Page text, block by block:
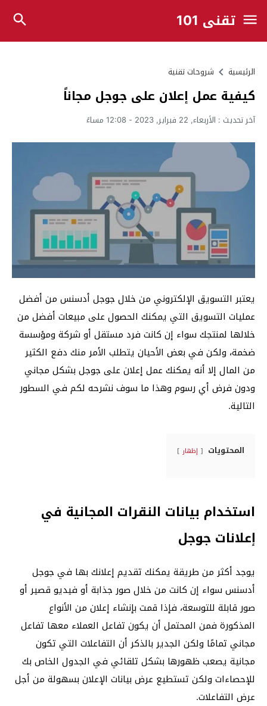
تقني 101
الرئيسية شروحات تقنية
كيفية عمل إعلان على جوجل مجاناً
آخر تحديث : الأربعاء, 22 فبراير, 2023 - 12:08 مساءً
يعتبر التسويق الإلكتروني من خلال جوجل أدسنس من أفضل
عمليات التسويق التي يمكنك الحصول على مبيعات أفضل من
خلالها لمنتجك سواء إن كانت فرد مستقل أو شركة ومؤسسة
ضخمة، ولكن في بعض الأحيان يتطلب الأمر منك دفع الكثير
من المال إلا أنه يمكنك عمل إعلان على جوجل بشكل مجاني
ودون فرض أي رسوم وهذا ما سوف نشرحه لكم في السطور
التالية.
المحتويات إظهار
استخدام بيانات النقرات المجانية في
إعلانات جوجل
يوجد أكثر من طريقة يمكنك تقديم إعلانك بها في جوجل
أدسنس سواء إن كانت من خلال صور جذابة أو فيديو قصير أو
صور قابلة للتوسعة، فإذا قمت بإنشاء إعلان من الأنواع
المذكورة فمن المحتمل أن يكون تفاعل العملاء معها تفاعل
مجاني تمامًا ولكن الجدير بالذكر أن التفاعلات التي تكون
مجانية يصعب ظهورها بشكل تلقائي في الجدول الخاص بك
للإحصاءات ولكن تستطيع عرض بيانات الإعلان بسهولة من أجل
عرض التفاعلات.